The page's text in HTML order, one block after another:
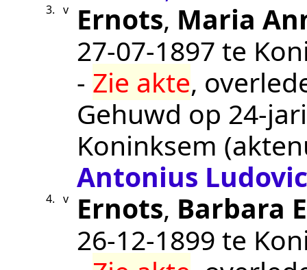
3. v Ernots, Maria
27‑07‑1897 te
- Zie akte,
Gehuwd op 24-
Koninksem
Antonius
4. v Ernots, Barbara
26‑12‑1899 te